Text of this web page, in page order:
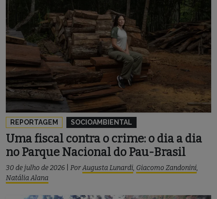
REPORTAGEM SOCIOAMBIENTAL
Uma fiscal contra o crime: o dia a dia
no Parque Nacional do Pau-Brasil
30 de julho de 2026 PorAugusta Lunardi, Giacomo Zandonini,
Natália Alana